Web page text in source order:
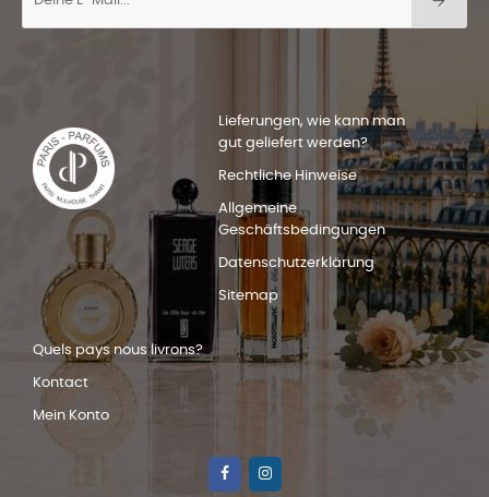
Lieferungen, wie kann man
gut geliefert werden?
Rechtliche Hinweise
Allgemeine
Geschäftsbedingungen
Datenschutzerklärung
Sitemap
Quels pays nous livrons?
Kontact
Mein Konto